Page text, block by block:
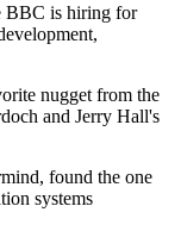
BBC is hiring for
nugget from the
and Jerry Hall's
found the one
systems